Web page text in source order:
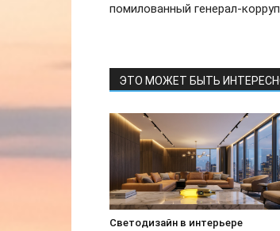
помилованный генерал-
ЭТО МОЖЕТ БЫТЬ
Светодизайн в интерьере